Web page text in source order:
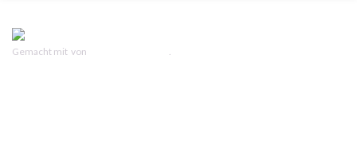
Gemacht mit von .